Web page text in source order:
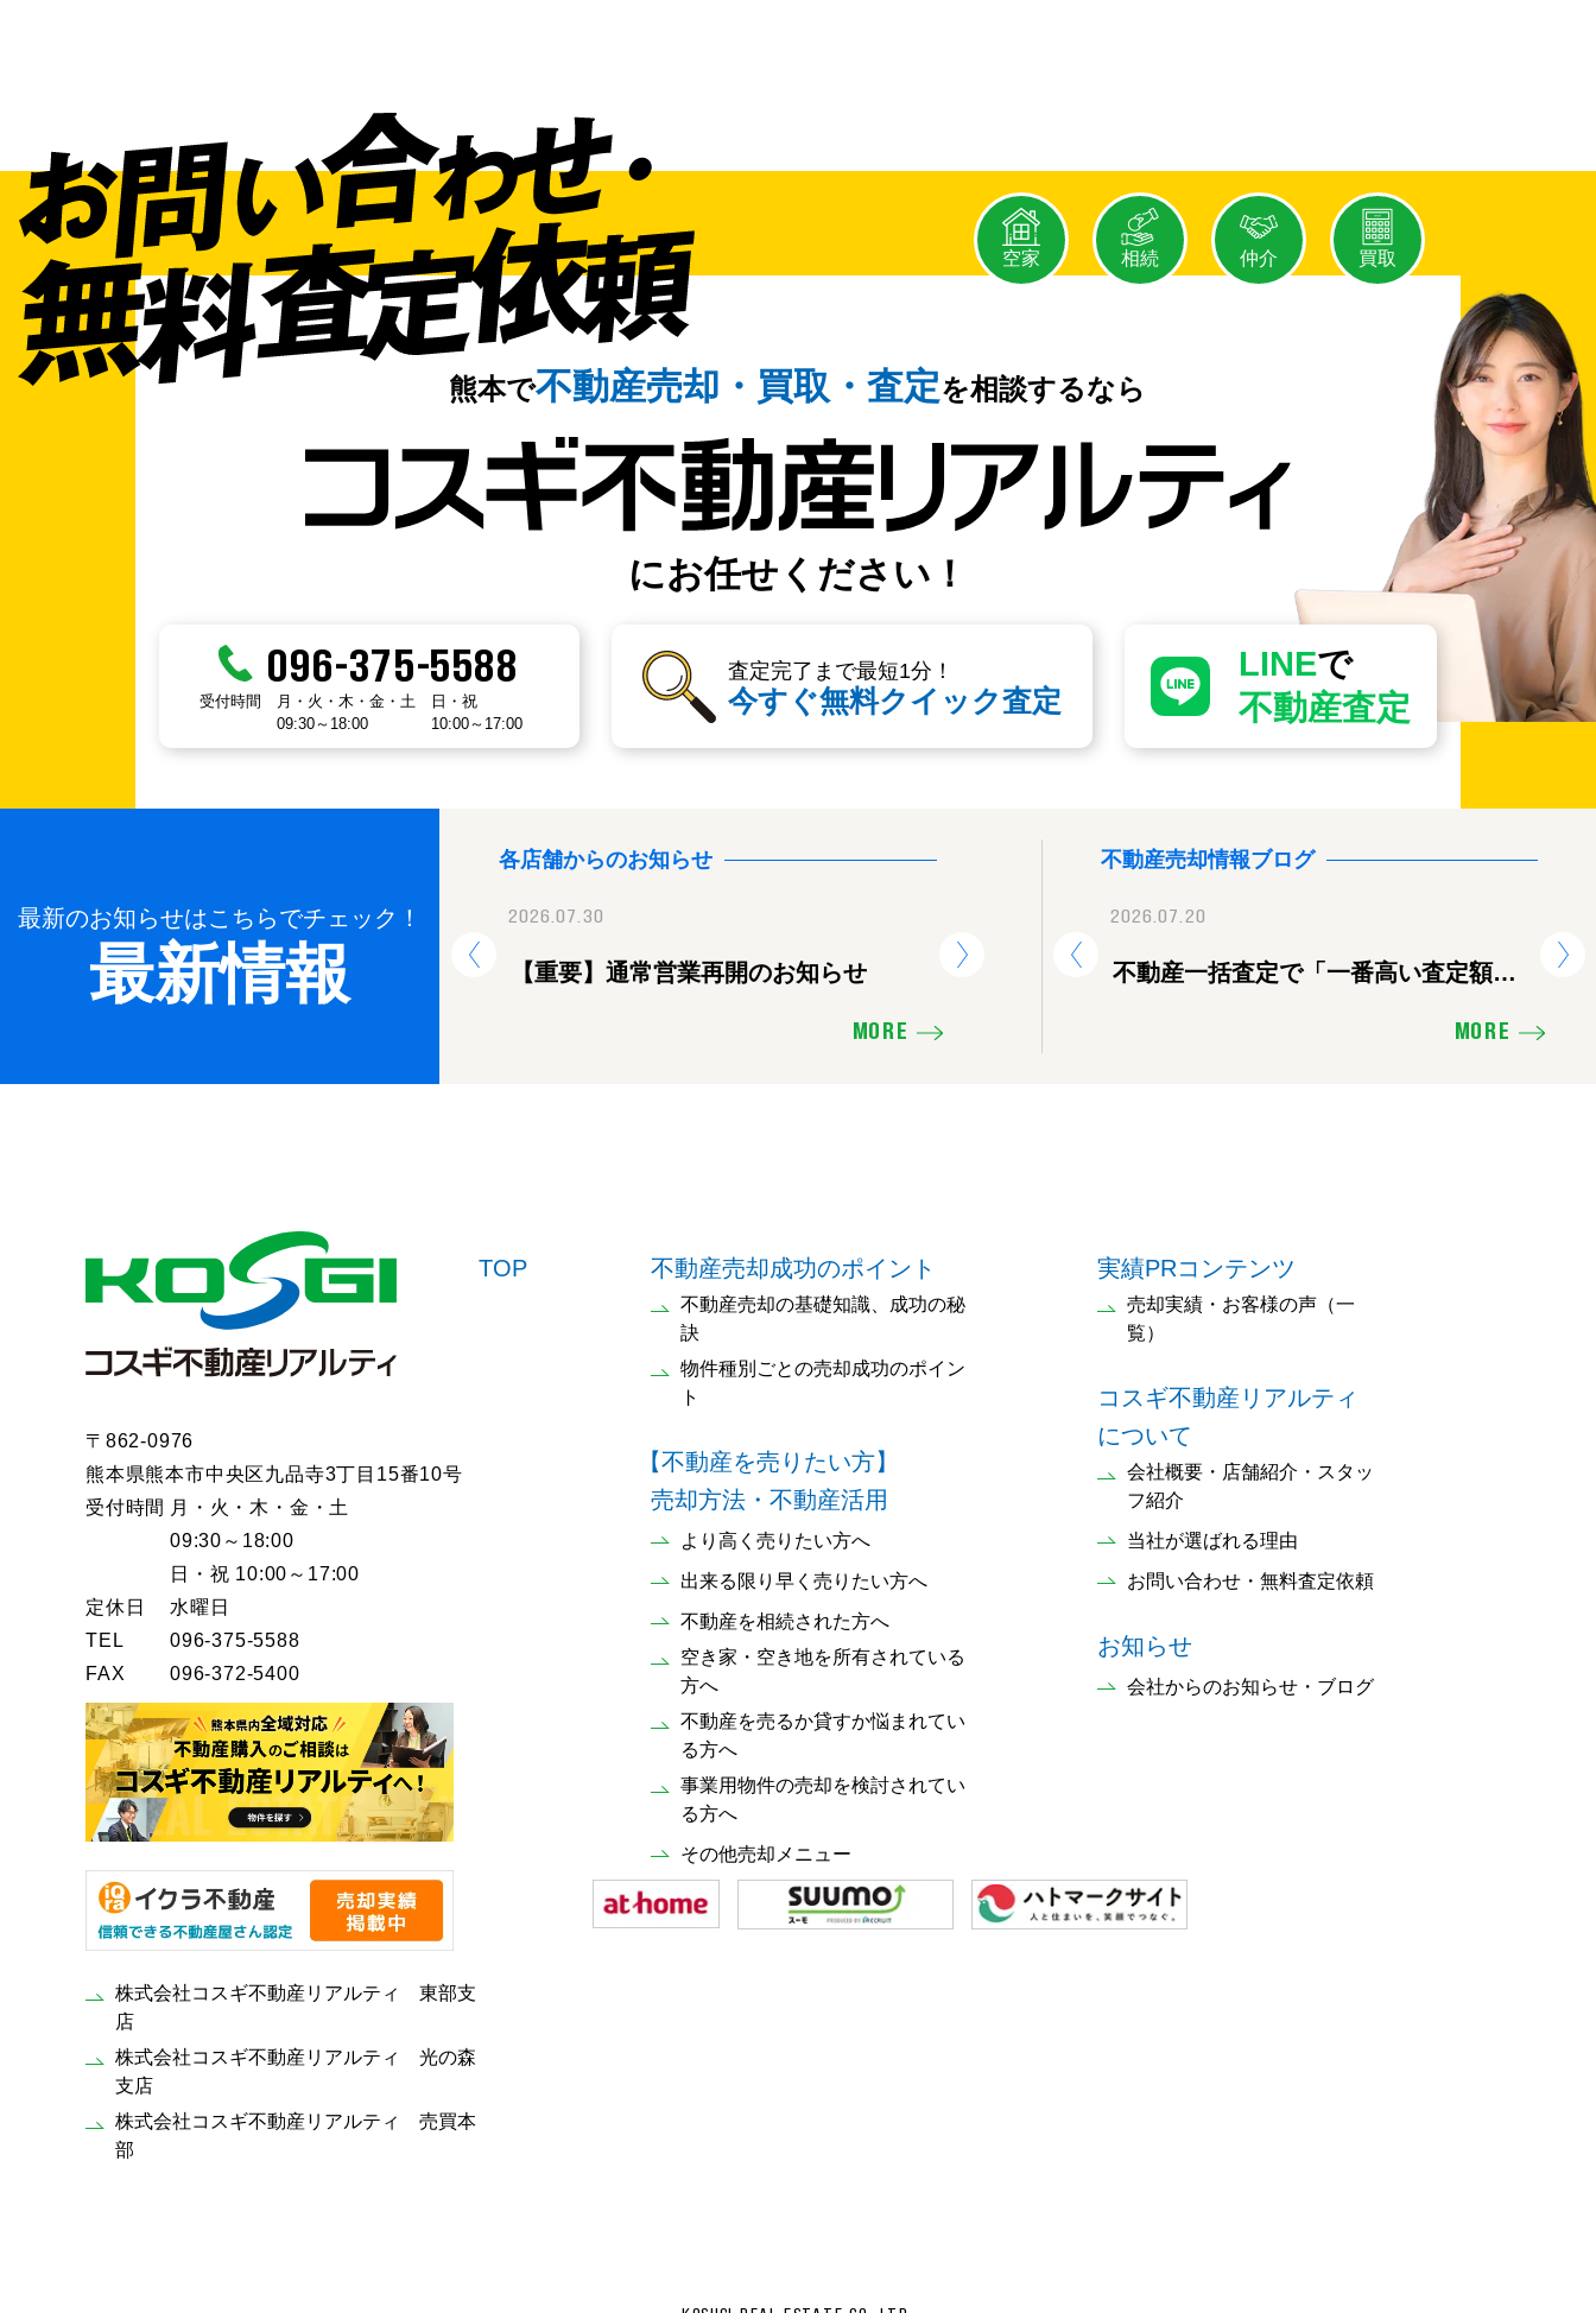
空家 相続 仲介 買取
熊本で不動産売却・ 買取・査定を相談するなら
にお任せください！
096-375-5588
受付時間
月・火・木・金・土
09:30～18:00
日・祝
10:00～17:00
査定完了まで最短1分！
今すぐ無料クイック査定
LINEで
不動産査定
最新のお知らせはこちらでチェック！
最新情報
各店舗からのお知らせ
2024.12.26
年末年始休業のお知らせ
2026.07.30
【重要】通常営業再開のお知らせ
【重要】地震に伴う臨時休業のお知ら
【重要】地震に伴
MORE
不動産売却情報ブログ
価格を下げたり、販売活動の見直し
2026.07.20
不動産一括査定で「一番高い査定額」
熊
MORE
〒862-0976
熊本県熊本市中央区九品寺3丁目15番10号
受付時間 月・火・木・金・土
09:30～18:00
日・祝 10:00～17:00
定休日
水曜日
TEL
096-375-5588
FAX
096-372-5400
株式会社コスギ不動産リアルティ 東部支
店
株式会社コスギ不動産リアルティ 光の森
支店
株式会社コスギ不動産リアルティ 売買本
部
TOP 不動産売却成功のポイント
不動産売却の基礎知識、成功の秘
訣
物件種別ごとの売却成功のポイン
ト
【不動産を売りたい方】
売却方法・不動産活用
より高く売りたい方へ
出来る限り早く売りたい方へ
不動産を相続された方へ
空き家・空き地を所有されている
方へ
不動産を売るか貸すか悩まれてい
る方へ
事業用物件の売却を検討されてい
る方へ
その他売却メニュー
実績PRコンテンツ
売却実績・お客様の声（一
覧）
コスギ不動産リアルティ
について
会社概要・店舗紹介・スタッ
フ紹介
当社が選ばれる理由
お問い合わせ・無料査定依頼
お知らせ
会社からのお知らせ・ブログ